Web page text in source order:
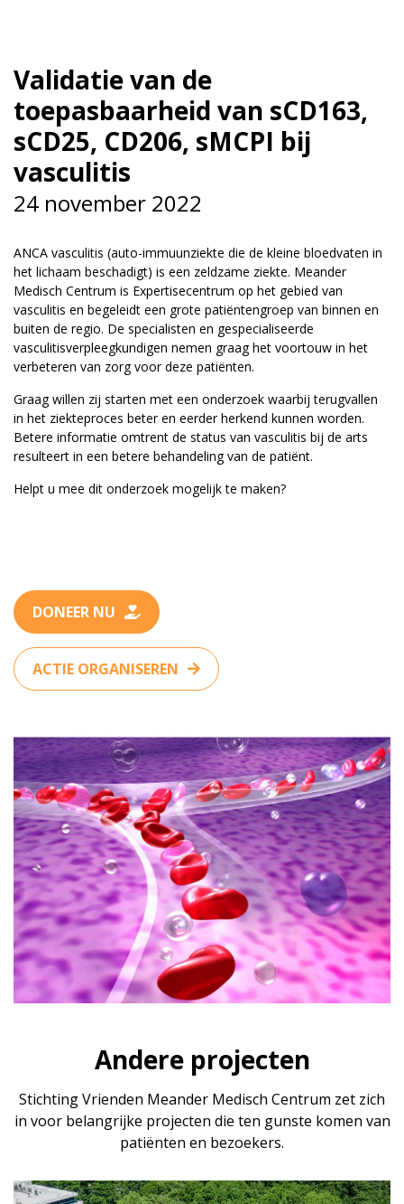
Validatie van de
toepasbaarheid van sCD163,
sCD25, CD206, sMCPI bij
vasculitis
24 november 2022
ANCA vasculitis (auto-immuunziekte die de kleine bloedvaten in
het lichaam beschadigt) is een zeldzame ziekte. Meander
Medisch Centrum is Expertisecentrum op het gebied van
vasculitis en begeleidt een grote patiëntengroep van binnen en
buiten de regio. De specialisten en gespecialiseerde
vasculitisverpleegkundigen nemen graag het voortouw in het
verbeteren van zorg voor deze patiënten.
Graag willen zij starten met een onderzoek waarbij terugvallen
in het ziekteproces beter en eerder herkend kunnen worden.
Betere informatie omtrent de status van vasculitis bij de arts
resulteert in een betere behandeling van de patiënt.
Helpt u mee dit onderzoek mogelijk te maken?
DONEER NU
ACTIE ORGANISEREN
Andere projecten
Stichting Vrienden Meander Medisch Centrum zet zich
in voor belangrijke projecten die ten gunste komen van
patiënten en bezoekers.